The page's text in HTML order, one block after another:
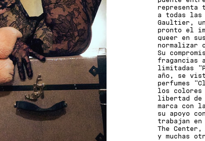
representa
a todas las
Gaultier,
pronto el
queer en
normalizar
Su
fragancias
limitadas
año, se
perfumes
los
libertad de
marca con
su apoyo
trabajan en
The Center,
y muchas